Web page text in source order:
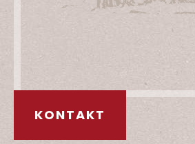
KONTAKT